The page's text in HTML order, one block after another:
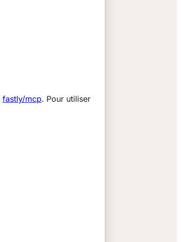
fastly/mcp. Pour utiliser